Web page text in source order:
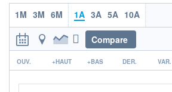
ACTIF NET (EUR)
978M / 31.07.26
NOTATION MORNINGSTAR ⁽¹⁾
2/7
1M 3M 6M 1A 3A 5A 10A
Compare
r
OUV. +HAUT +BAS DER. VAR.